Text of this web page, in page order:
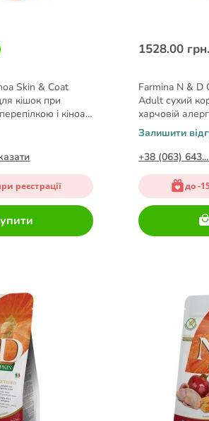
Skin & Coat
кішок при
і кіноа
реєстрації
1528.00 грн.
Farmina N & D
Adult сухий
харчовій
1,5 кг
Залишити
+38 (063)
до -